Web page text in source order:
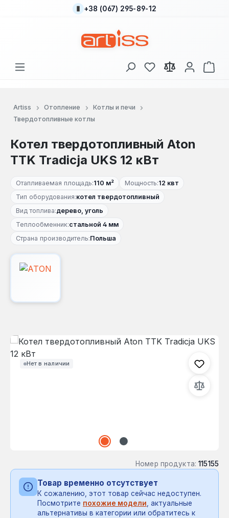
Перейти к основному содержанию
+38 (067) 295-89-12
У вас есть товары
В
Artiss Отопление
Котлы и печи
Твердотопливные котлы
Котел твердотопливный Aton
TTK Tradicja UKS 12 кВт
Отапливаемая площадь:110 м² Мощность:12 квт
Тип оборудования:котел твердотопливный
Вид топлива:дерево, уголь
Теплообменник:стальной 4 мм
Страна производитель:Польша
Нет в наличии
Пропустить галерею изображений
Номер продукта: 115155
Товар временно отсутствует
К сожалению, этот товар сейчас недоступен.
Посмотрите похожие модели, актуальные
альтернативы в категории или обратитесь к